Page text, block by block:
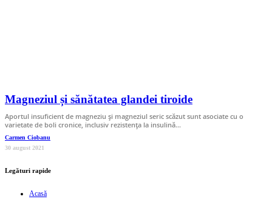
Magneziul și sănătatea glandei tiroide
Aportul insuficient de magneziu și magneziul seric scăzut sunt asociate cu o
varietate de boli cronice, inclusiv rezistența la insulină…
Carmen Ciobanu
30 august 2021
Legături rapide
Acasă